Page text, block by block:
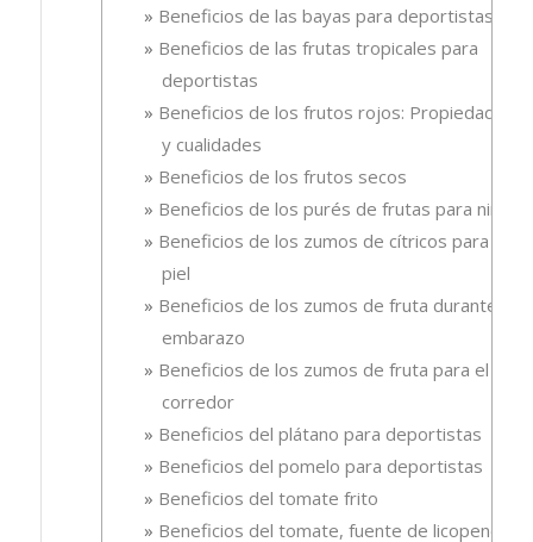
Beneficios de las bayas para deportistas
Beneficios de las frutas tropicales para
deportistas
Beneficios de los frutos rojos: Propiedades
y cualidades
Beneficios de los frutos secos
Beneficios de los purés de frutas para niños
Beneficios de los zumos de cítricos para la
piel
Beneficios de los zumos de fruta durante el
embarazo
Beneficios de los zumos de fruta para el
corredor
Beneficios del plátano para deportistas
Beneficios del pomelo para deportistas
Beneficios del tomate frito
Beneficios del tomate, fuente de licopeno